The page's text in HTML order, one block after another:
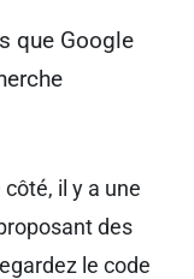
que Google
côté, il y a une
des
le code